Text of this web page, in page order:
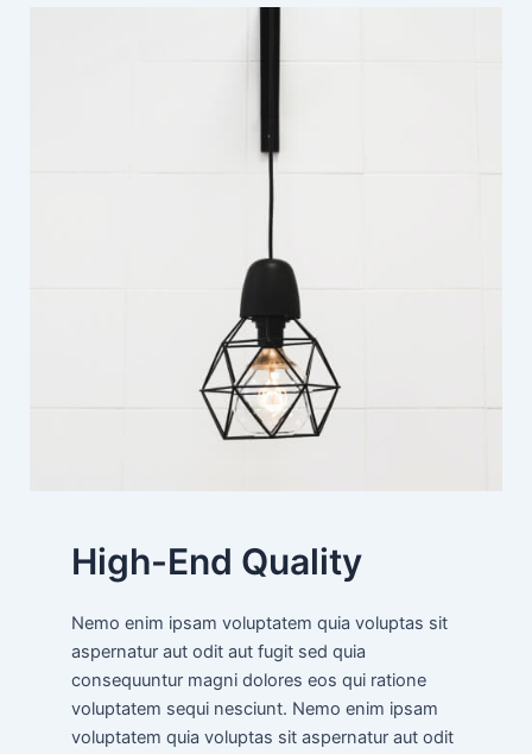
High-End Quality
Nemo enim ipsam voluptatem quia voluptas sit
aspernatur aut odit aut fugit sed quia
consequuntur magni dolores eos qui ratione
voluptatem sequi nesciunt. Nemo enim ipsam
voluptatem quia voluptas sit aspernatur aut odit